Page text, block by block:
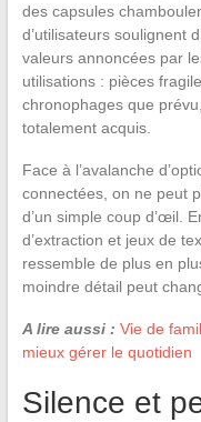
des capsules
d’utilisateurs soulignent
valeurs annoncées par
utilisations : pièces
chronophages que
totalement acquis.
Face à l’avalanche
connectées, on ne peut
d’un simple coup d’œil.
d’extraction et jeux de
ressemble de plus en
moindre détail peut
A lire aussi : Vie de
mieux gérer le quotidien
Silence et